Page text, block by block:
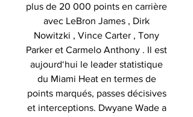
plus de 20 000 points en carrière
avec LeBron James , Dirk
Nowitzki , Vince Carter , Tony
Parker et Carmelo Anthony . Il est
aujourd‘hui le leader statistique
du Miami Heat en termes de
points marqués, passes décisives
et interceptions. Dwyane Wade a